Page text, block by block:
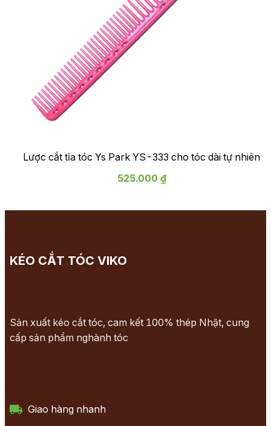
Lược cắt tỉa tóc Ys Park YS-333 cho tóc dài tự nhiên
525.000 ₫
KÉO CẮT TÓC VIKO
Sản xuất kéo cắt tóc, cam kết 100% thép Nhật, cung
cấp sản phẩm nghành tóc
Giao hàng nhanh